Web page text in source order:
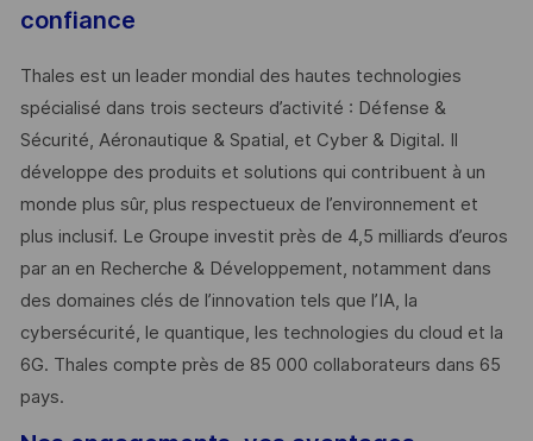
confiance
Thales est un leader mondial des hautes technologies
spécialisé dans trois secteurs d’activité : Défense &
Sécurité, Aéronautique & Spatial, et Cyber & Digital. Il
développe des produits et solutions qui contribuent à un
monde plus sûr, plus respectueux de l’environnement et
plus inclusif. Le Groupe investit près de 4,5 milliards d’euros
par an en Recherche & Développement, notamment dans
des domaines clés de l’innovation tels que l’IA, la
cybersécurité, le quantique, les technologies du cloud et la
6G. Thales compte près de 85 000 collaborateurs dans 65
pays. ​